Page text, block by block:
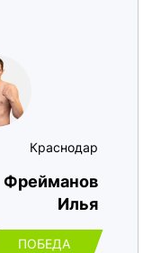
Краснодар
Фрейманов
Илья
ПОБЕДА